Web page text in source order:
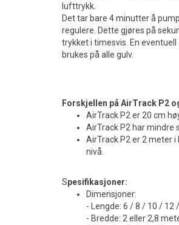
lufttrykk.
Det tar bare 4 minutter å
regulere. Dette gjøres på
trykket i timesvis. En
brukes på alle gulv.
Forskjellen på AirTrack P2
AirTrack P2 er 20 cm
AirTrack P2 har mindre
AirTrack P2 er 2 meter
nivå.
Spesifikasjoner:
Dimensjoner:
- Lengde: 6 / 8 / 10 / 12
- Bredde: 2 eller 2,8